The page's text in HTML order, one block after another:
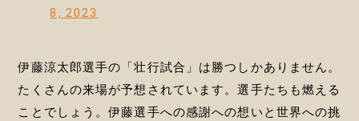
8, 2023
伊藤涼太郎選手の「壮行試合」は勝つしかありません。
たくさんの来場が予想されています。選手たちも燃える
ことでしょう。伊藤選手への感謝への想いと世界への挑